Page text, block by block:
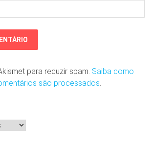
para reduzir spam. Saiba como
são processados